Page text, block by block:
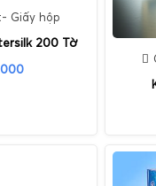
Giấy hộp
200 Tờ